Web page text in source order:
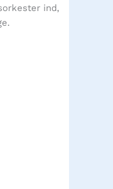
ind,